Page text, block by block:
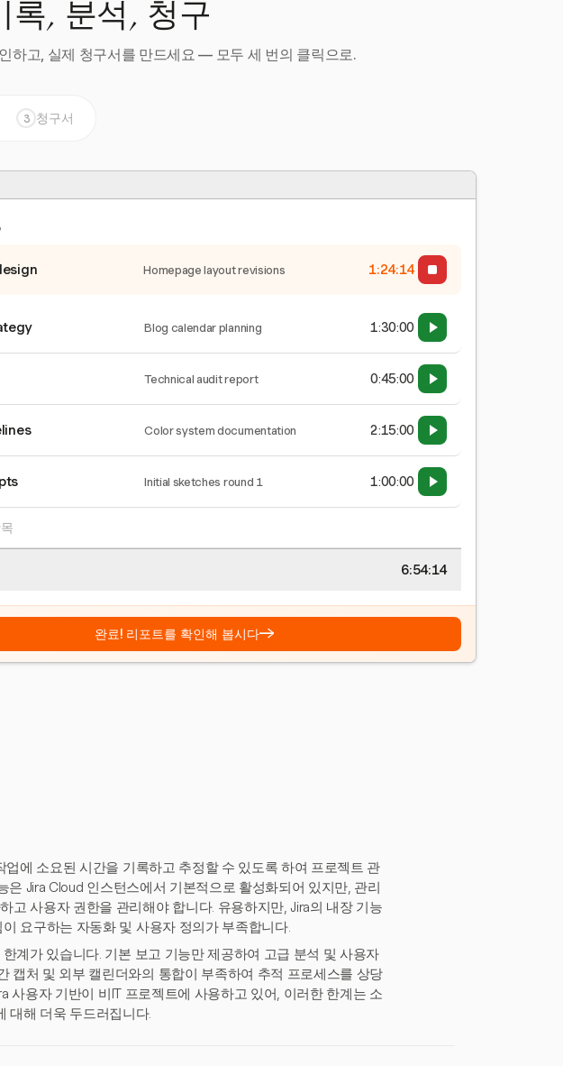
, 분석, 청구
하고, 실제 청구서를 만드세요 — 모두 세 번의 클릭으로.
3 청구서
Homepage layout revisions 1:24:15
Blog calendar planning 1:30:00
Technical audit report 0:45:00
Color system documentation 2:15:00
Initial sketches round 1 1:00:00
6:54:15
완료! 리포트를 확인해 봅시다→
에 소요된 시간을 기록하고 추정할 수 있도록 하여 프로젝트 관
은 Jira Cloud 인스턴스에서 기본적으로 활성화되어 있지만, 관리
고 사용자 권한을 관리해야 합니다. 유용하지만, Jira의 내장 기능
요구하는 자동화 및 사용자 정의가 부족합니다.
계가 있습니다. 기본 보고 기능만 제공하여 고급 분석 및 사용자
캡처 및 외부 캘린더와의 통합이 부족하여 추적 프로세스를 상당
사용자 기반이 비IT 프로젝트에 사용하고 있어, 이러한 한계는 소
대해 더욱 두드러집니다.